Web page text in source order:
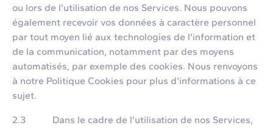
ou lors de l'utilisation de nos Services. Nous pouvons
également recevoir vos données à caractère personnel
par tout moyen lié aux technologies de l'information et
de la communication, notamment par des moyens
automatisés, par exemple des cookies. Nous renvoyons
à notre Politique Cookies pour plus d'informations à ce
sujet.
2.3 Dans le cadre de l’utilisation de nos Services,